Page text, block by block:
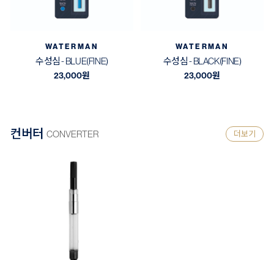
WATERMAN
수성심 - BLUE(FINE)
23,000원
WATERMAN
수성심 - BLACK(FINE)
23,000원
컨버터 CONVERTER 더보기